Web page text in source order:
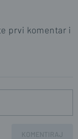
prvi komentar i
KOMENTIRAJ